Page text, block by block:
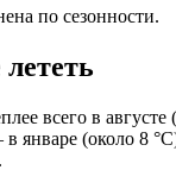
по сезонности.
всего в
январе (около 8